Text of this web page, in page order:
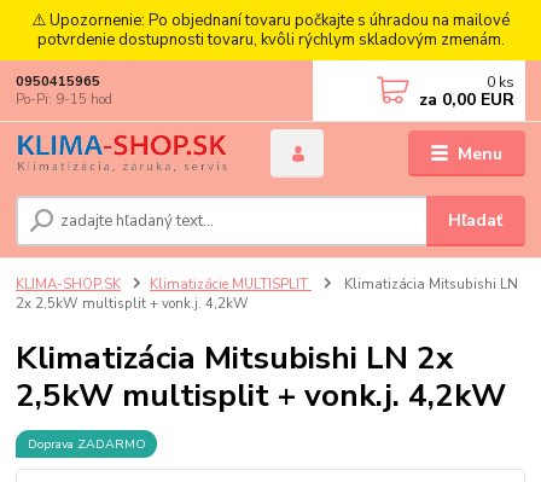
⚠️ Upozornenie: Po objednaní tovaru počkajte s úhradou na mailové
potvrdenie dostupnosti tovaru, kvôli rýchlym skladovým zmenám.
Menu
Hľadať
0950415965
Po-Pi: 9-15 hod
0 ks
za 0,00 EUR
KLIMA-SHOP.SK Klimatizácie MULTISPLIT
Klimatizácia Mitsubishi LN
2x 2,5kW multisplit + vonk.j. 4,2kW
Klimatizácia Mitsubishi LN 2x
2,5kW multisplit + vonk.j. 4,2kW
Doprava ZADARMO